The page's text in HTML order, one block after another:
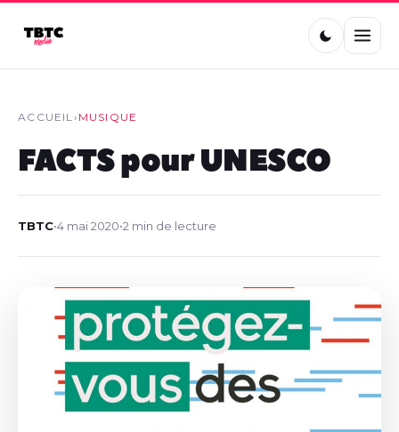
ACCUEIL› MUSIQUE
FACTS pour UNESCO
TBTC•4 mai 2020•2 min de lecture